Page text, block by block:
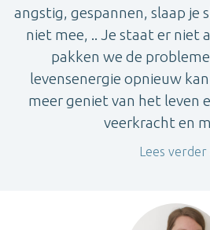
angstig, gespannen, slaap je
niet mee, .. Je staat er niet
pakken we de
levensenergie opnieuw
meer geniet van het leven
veerkracht en
Lees verder